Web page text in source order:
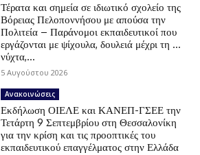
Τέρατα και σημεία σε ιδιωτικό σχολείο της
Βόρειας Πελοποννήσου με απούσα την
Πολιτεία – Παράνομοι εκπαιδευτικοί που
εργάζονται με ψίχουλα, δουλειά μέχρι τη …
νύχτα,...
5 Αυγούστου 2026
Ανακοινώσεις
Εκδήλωση ΟΙΕΛΕ και ΚΑΝΕΠ-ΓΣΕΕ την
Τετάρτη 9 Σεπτεμβρίου στη Θεσσαλονίκη
για την κρίση και τις προοπτικές του
εκπαιδευτικού επαγγέλματος στην Ελλάδα